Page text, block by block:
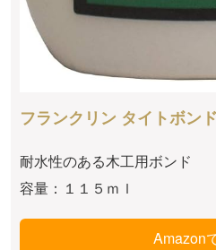
フランクリン タイトボン
耐水性のある木工用ボンド
容量：１１５ｍｌ
Amazon